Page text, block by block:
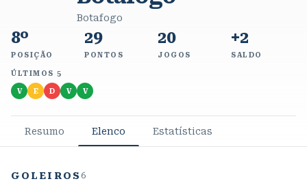
Botafogo
8º
POSIÇÃO
29
PONTOS
20
JOGOS
+2
SALDO
ÚLTIMOS 5
V E D V V
Resumo Elenco Estatísticas
GOLEIROS 6